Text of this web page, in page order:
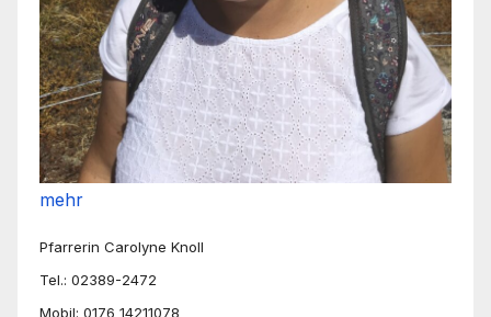
mehr
Pfarrerin Carolyne Knoll
Tel.: 02389-2472
Mobil: 0176 14211078